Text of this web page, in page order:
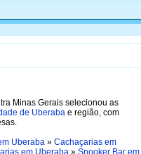
Minas Gerais selecionou as
de Uberaba e região, com
Uberaba » Cachaçarias em
em Uberaba » Snooker Bar em